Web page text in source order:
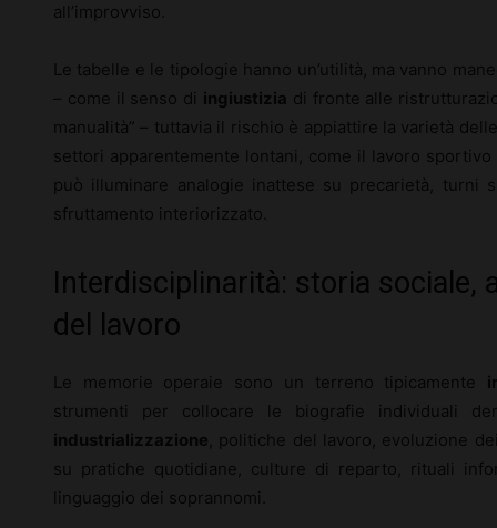
all’improvviso.
Le tabelle e le tipologie hanno un’utilità, ma vanno
– come il senso di ingiustizia di fronte alle
manualità” – tuttavia il rischio è appiattire la varietà
settori apparentemente lontani, come il lavoro
può illuminare analogie inattese su precarietà,
sfruttamento interiorizzato.
Interdisciplinarità: storia sociale,
del lavoro
Le memorie operaie sono un terreno tipicamente
strumenti per collocare le biografie individuali
industrializzazione , politiche del lavoro, evoluzione
su pratiche quotidiane, culture di reparto, rituali
linguaggio dei soprannomi.